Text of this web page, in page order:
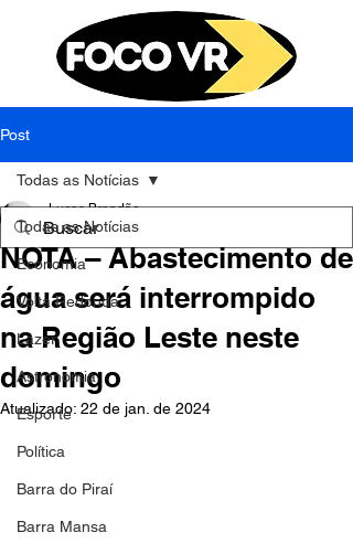
Post
Todas as Notícias
Economia
Volta Redonda
Lazer
Astronomia
Esporte
Política
Barra do Piraí
Barra Mansa
Todas as Notícias
NOTA – Abastecimento de
água será interrompido
na Região Leste neste
domingo
Lucas Brandão
20 de abr. de 2023
Atualizado: 22 de jan. de 2024